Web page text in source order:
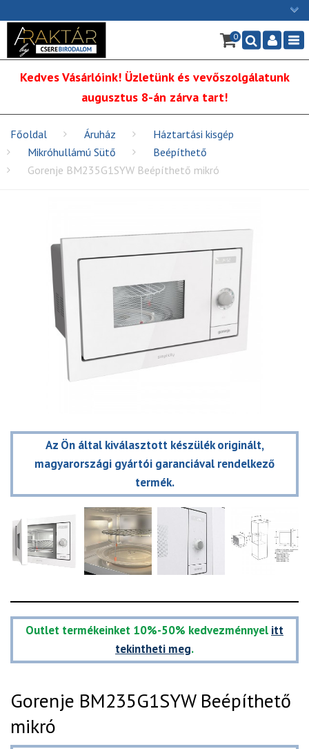
Ügyfélszolgálat: H-P: 9:00 - 16:00
06/1 255-2211
info@cserebirodalom.hu
×
0
Kedves Vásárlóink! Üzletünk és vevőszolgálatunk
augusztus 8-án zárva tart!
Főoldal Áruház
Háztartási kisgép
Mikróhullámú Sütő
Beépíthető
Gorenje BM235G1SYW Beépíthető mikró
Az Ön által kiválasztott készülék originált,
magyarországi gyártói garanciával rendelkező
termék.
Outlet termékeinket 10%-50% kedvezménnyel itt
tekintheti meg.
Gorenje BM235G1SYW Beépíthető
mikró